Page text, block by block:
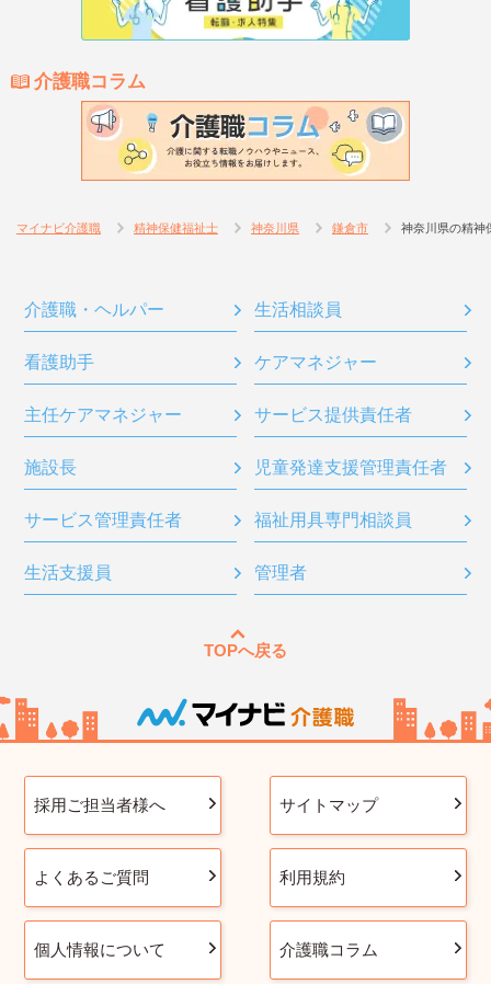
介護職コラム
マイナビ介護職 精神保健福祉士 神奈川県 鎌倉市 神奈川県の精神
介護職・ヘルパー 生活相談員
看護助手 ケアマネジャー
主任ケアマネジャー サービス提供責任者
施設長 児童発達支援管理責任者
サービス管理責任者 福祉用具専門相談員
生活支援員 管理者
TOPへ戻る
採用ご担当者様へ サイトマップ
よくあるご質問 利用規約
個人情報について 介護職コラム